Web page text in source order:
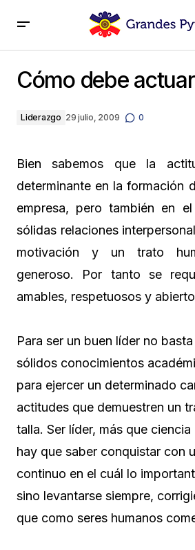
Cómo debe
Liderazgo 29 julio, 2009 0
Bien sabemos que la
determinante en la formación
empresa, pero también en
sólidas relaciones
motivación y un trato
generoso. Por tanto se
amables, respetuosos y
Para ser un buen líder no
sólidos conocimientos
para ejercer un determinado
actitudes que demuestren un
talla. Ser líder, más que
hay que saber conquistar con
continuo en el cuál lo
sino levantarse siempre,
que como seres humanos